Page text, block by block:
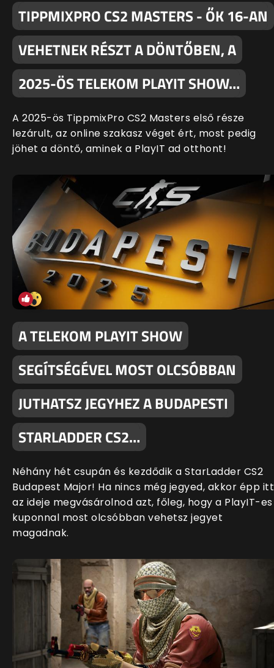
TIPPMIXPRO CS2 MASTERS - ŐK 16-AN
VEHETNEK RÉSZT A DÖNTŐBEN, A
2025-ÖS TELEKOM PLAYIT SHOW…
A 2025-ös TippmixPro CS2 Masters első része
lezárult, az online szakasz véget ért, most pedig
jöhet a döntő, aminek a PlayIT ad otthont!
A TELEKOM PLAYIT SHOW
SEGÍTSÉGÉVEL MOST OLCSÓBBAN
JUTHATSZ JEGYHEZ A BUDAPESTI
STARLADDER CS2…
Néhány hét csupán és kezdődik a StarLadder CS2
Budapest Major! Ha nincs még jegyed, akkor épp itt
az ideje megvásárolnod azt, főleg, hogy a PlayIT-es
kuponnal most olcsóbban vehetsz jegyet
magadnak.